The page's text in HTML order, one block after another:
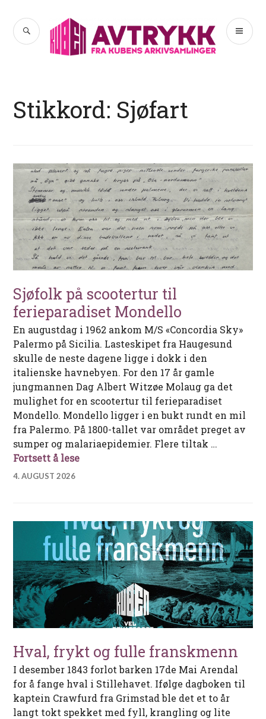
innhold
Avtrykk
SØK
Stikkord: Sjøfart
Sjøfolk på scootertur til
ferieparadiset Mondello
En augustdag i 1962 ankom M/S «Concordia Sky»
Palermo på Sicilia. Lasteskipet fra Haugesund
skulle de neste dagene ligge i dokk i den
italienske havnebyen. For den 17 år gamle
jungmannen Dag Albert Witzøe Molaug ga det
mulighet for en scootertur til ferieparadiset
Mondello. Mondello ligger i en bukt rundt en mil
fra Palermo. På 1800-tallet var området preget av
sumper og malariaepidemier. Flere tiltak …
Fortsett å leseSjøfolk på scootertur til ferieparadiset
4. AUGUST 2026
Hval, frykt og fulle franskmenn
I desember 1843 forlot barken 17de Mai Arendal
for å fange hval i Stillehavet. Ifølge dagboken til
kaptein Crawfurd fra Grimstad ble det et to år
langt tokt spekket med fyll, krangling og lite